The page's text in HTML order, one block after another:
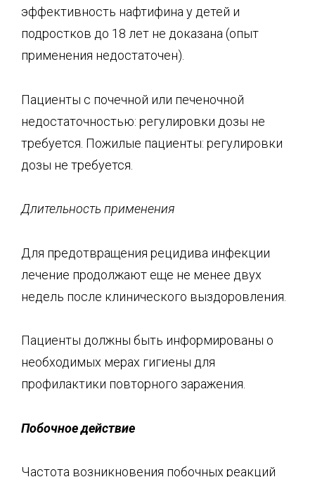
эффективность нафтифина у детей и
подростков до 18 лет не доказана (опыт
применения недостаточен).
Пациенты с почечной или печеночной
недостаточностью: регулировки дозы не
требуется. Пожилые пациенты: регулировки
дозы не требуется.
Длительность применения
Для предотвращения рецидива инфекции
лечение продолжают еще не менее двух
недель после клинического выздоровления.
Пациенты должны быть информированы о
необходимых мерах гигиены для
профилактики повторного заражения.
Побочное действие
Частота возникновения побочных реакций